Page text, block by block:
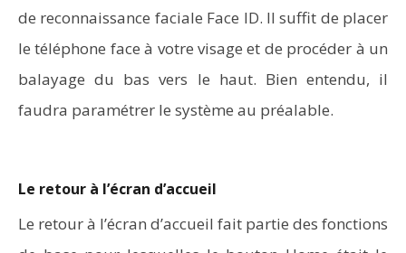
de reconnaissance faciale Face ID. Il suffit de placer
le téléphone face à votre visage et de procéder à un
balayage du bas vers le haut. Bien entendu, il
faudra paramétrer le système au préalable.
Le retour à l’écran d’accueil
Le retour à l’écran d’accueil fait partie des fonctions